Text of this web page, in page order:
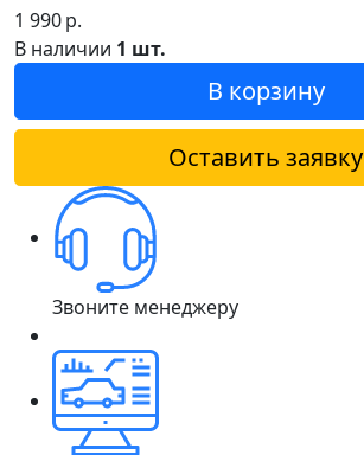
1 990р.
В наличии 1 шт.
В корзину
Оставить заявку
Звоните менеджеру